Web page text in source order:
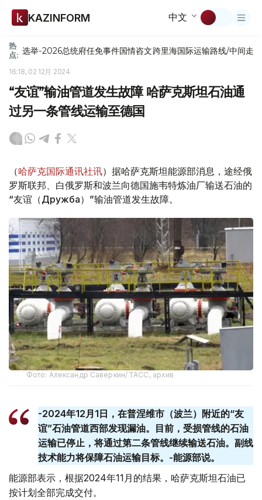
KAZINFORM 中文
热
点: 选举-2026总统府任免事件国情咨文跨里海国际运输路线/中间走廊
16:18, 02 12月 2024
“友谊”输油管道发生故障 哈萨克斯坦石油通
过另一条管线运输至德国
（哈萨克国际通讯社讯）据哈萨克斯坦能源部消息，途经俄
罗斯联邦、白俄罗斯和波兰向德国施韦特炼油厂输送石油的
“友谊（Дружба）”输油管道发生故障。
Фото: Александр Саверкин/ ТАСС, архив
-2024年12月1日，在普涅维市（波兰）附近的“友
谊”石油管道西部发现漏油。目前，受损管线的石油
运输已停止，将通过第二条管线继续输送石油。副线
技术能力将保障石油运输目标。-能源部说。
能源部表示，根据2024年11月的结果，哈萨克斯坦石油已
按计划全部完成交付。